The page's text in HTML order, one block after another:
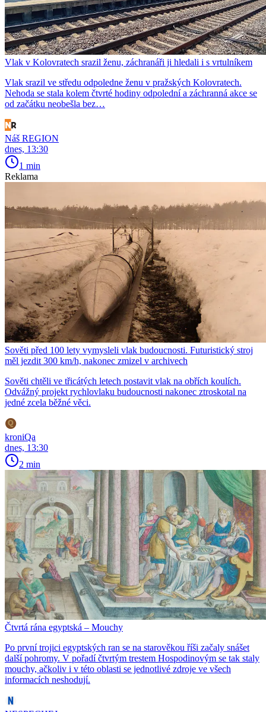
Vlak v Kolovratech srazil ženu, záchranáři ji hledali i s vrtulníkem
Vlak srazil ve středu odpoledne ženu v pražských Kolovratech.
Nehoda se stala kolem čtvrté hodiny odpolední a záchranná akce se
od začátku neobešla bez…
Náš REGION
dnes, 13:30
1 min
Reklama
Sověti před 100 lety vymysleli vlak budoucnosti. Futuristický stroj
měl jezdit 300 km/h, nakonec zmizel v archivech
Sověti chtěli ve třicátých letech postavit vlak na obřích koulích.
Odvážný projekt rychlovlaku budoucnosti nakonec ztroskotal na
jedné zcela běžné věci.
kroniQa
dnes, 13:30
2 min
Čtvrtá rána egyptská – Mouchy
Po první trojici egyptských ran se na starověkou říši začaly snášet
další pohromy. V pořadí čtvrtým trestem Hospodinovým se tak staly
mouchy, ačkoliv i v této oblasti se jednotlivé zdroje ve všech
informacích neshodují.